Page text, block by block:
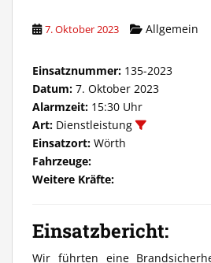
7. Oktober 2023 Allgemein
Einsatznummer: 135-2023
Datum: 7. Oktober 2023
Alarmzeit: 15:30 Uhr
Art: Dienstleistung
Einsatzort: Wörth
Fahrzeuge:
Weitere Kräfte:
Einsatzbericht:
Wir führten eine